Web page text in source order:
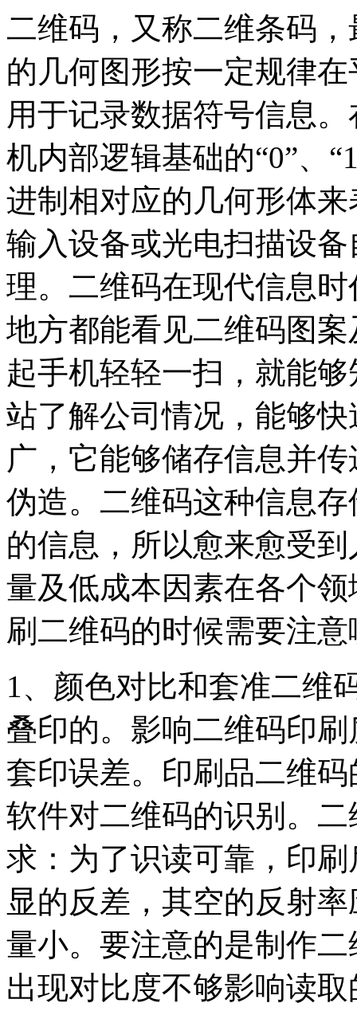
二维码，又称二维条码
的几何图形按一定规律
用于记录数据符号信息
机内部逻辑基础的“0”、
进制相对应的几何形体
输入设备或光电扫描设
理。二维码在现代信息
地方都能看见二维码图
起手机轻轻一扫，就能
站了解公司情况，能够
广，它能够储存信息并
伪造。二维码这种信息
的信息，所以愈来愈受
量及低成本因素在各个
刷二维码的时候需要注
1、颜色对比和套准二维
叠印的。影响二维码印
套印误差。印刷品二维
软件对二维码的识别。
求：为了识读可靠，印
显的反差，其空的反射
量小。要注意的是制作
出现对比度不够影响读